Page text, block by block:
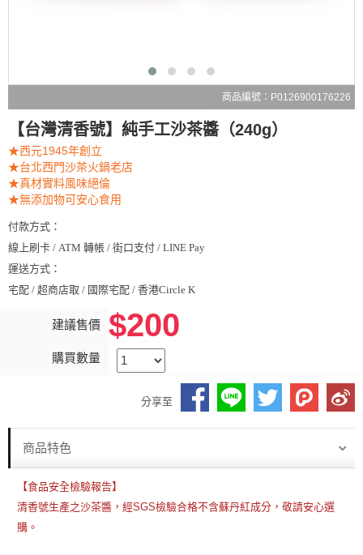
商品編號：P0126900176226
【台灣清香號】純手工沙茶醬（240g）
★西元1945年創立
★台北西門沙茶火鍋老店
★真材實料風味絕倫
★無添加物可安心食用
付款方式：
線上刷卡 / ATM 轉帳 / 街口支付 / LINE Pay
運送方式：
宅配 / 超商店取 / 國際宅配 / 香港Circle K
建議售價 $200
購買數量
分享至
商品特色
【食品安全檢驗報告】
清香號生產之沙茶醬，經SGS檢驗合格不含蘇丹紅成分，敬請安心選
購。